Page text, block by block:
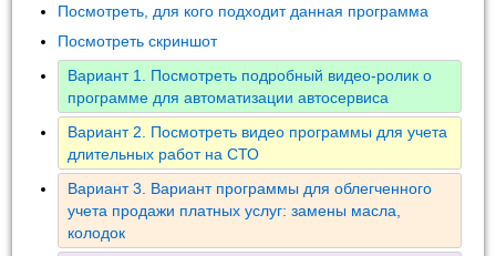
Посмотреть, для кого подходит данная программа
Посмотреть скриншот
Вариант 1. Посмотреть подробный видео-ролик о
программе для автоматизации автосервиса
Вариант 2. Посмотреть видео программы для учета
длительных работ на СТО
Вариант 3. Вариант программы для облегченного
учета продажи платных услуг: замены масла,
колодок